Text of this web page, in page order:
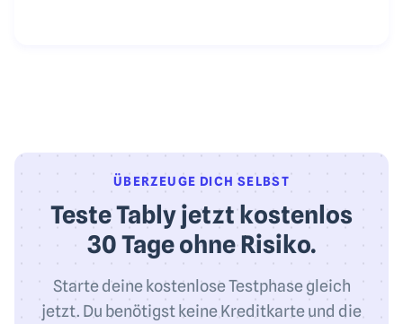
ÜBERZEUGE DICH SELBST
Teste Tably jetzt kostenlos
30 Tage ohne Risiko.
Starte deine kostenlose Testphase gleich
jetzt. Du benötigst keine Kreditkarte und die